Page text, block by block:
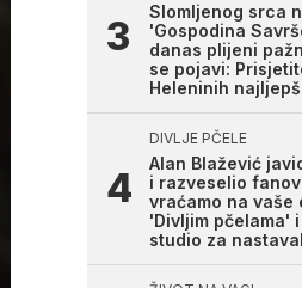
Slomljenog srca
'Gospodina
danas plijeni
se pojavi:
Heleninih
DIVLJE PČELE
Alan Blažević
i razveselio
vraćamo na vaše
'Divljim pčelama'
studio za